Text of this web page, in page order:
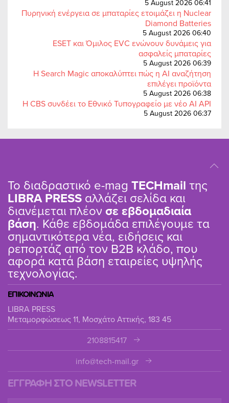
5 August 2026 06:41
Πυρηνική ενέργεια σε μπαταρίες ετοιμάζει η Nuclear
Diamond Batteries
5 August 2026 06:40
ESET και Όμιλος EVC ενώνουν δυνάμεις για
ασφαλείς μπαταρίες
5 August 2026 06:39
Η Search Magic αποκαλύπτει πώς η AI αναζήτηση
επιλέγει προϊόντα
5 August 2026 06:38
Η CBS συνδέει το Εθνικό Τυπογραφείο με νέο AI API
5 August 2026 06:37
Το διαδραστικό e-mag TΕCHmail της
LIBRA PRESS αλλάζει σελίδα και
διανέμεται πλέον σε εβδομαδιαία
βάση. Κάθε εβδομάδα επιλέγουμε τα
σημαντικότερα νέα, ειδήσεις και
ρεπορτάζ από τον B2B κλάδο, που
αφορά κατά βάση εταιρείες υψηλής
τεχνολογίας.
ΕΠΙΚΟΙΝΩΝΙΑ
LIBRA PRESS
Μεταμορφώσεως 11, Μοσχάτο Αττικής, 183 45
2108815417
info@tech-mail.gr
ΕΓΓΡΑΦΗ ΣΤΟ NEWSLETTER